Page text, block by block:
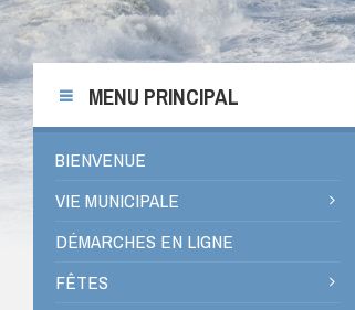
MENU PRINCIPAL
BIENVENUE
VIE MUNICIPALE
DÉMARCHES EN LIGNE
FÊTES